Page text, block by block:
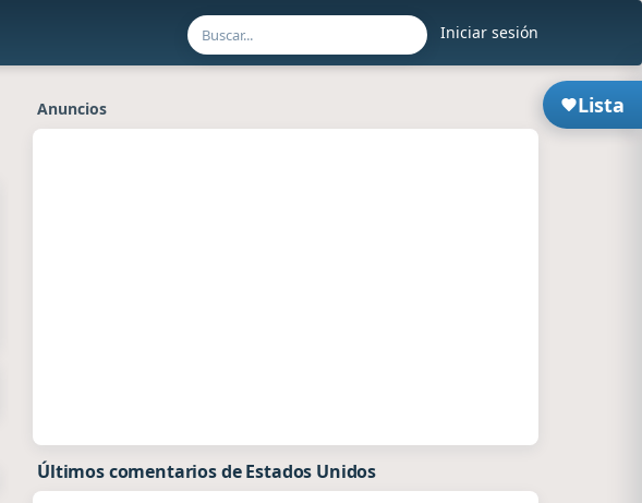
Iniciar sesión
Lista
Anuncios
Últimos comentarios de Estados Unidos